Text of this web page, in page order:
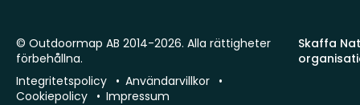
Skaffa
© Outdoormap AB 2014-2026. Alla rättigheter
förbehållna.
Integritetspolicy
Användarvillkor
Cookiepolicy
Impressum